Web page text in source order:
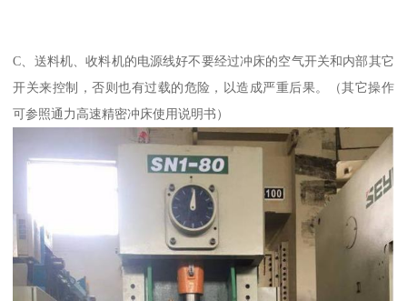
C、送料机、收料机的电源线好不要经过冲床的空气开关和内部其它
开关来控制，否则也有过载的危险，以造成严重后果。（其它操作
可参照通力高速精密冲床使用说明书）